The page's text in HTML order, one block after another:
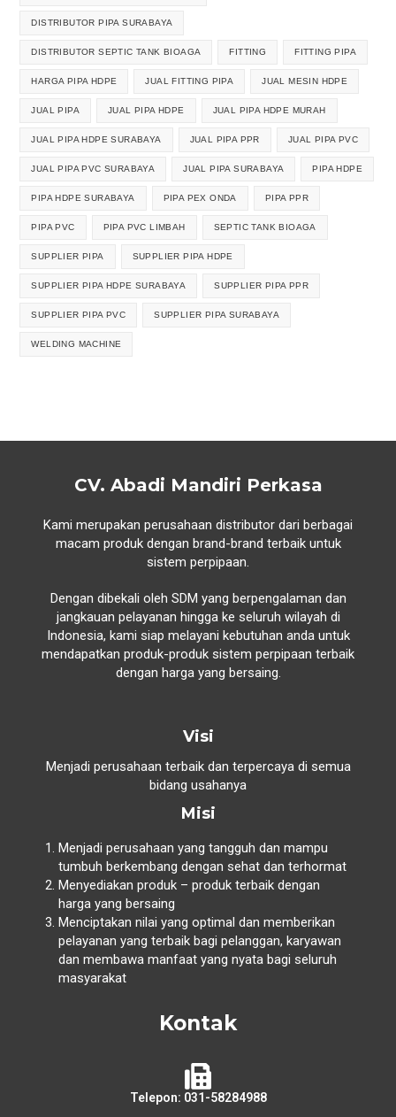
DISTRIBUTOR PIPA SURABAYA
DISTRIBUTOR SEPTIC TANK BIOAGA FITTING FITTING PIPA
HARGA PIPA HDPE JUAL FITTING PIPA JUAL MESIN HDPE
JUAL PIPA JUAL PIPA HDPE JUAL PIPA HDPE MURAH
JUAL PIPA HDPE SURABAYA JUAL PIPA PPR JUAL PIPA PVC
JUAL PIPA PVC SURABAYA JUAL PIPA SURABAYA PIPA HDPE
PIPA HDPE SURABAYA PIPA PEX ONDA PIPA PPR
PIPA PVC PIPA PVC LIMBAH SEPTIC TANK BIOAGA
SUPPLIER PIPA SUPPLIER PIPA HDPE
SUPPLIER PIPA HDPE SURABAYA SUPPLIER PIPA PPR
SUPPLIER PIPA PVC SUPPLIER PIPA SURABAYA
WELDING MACHINE
CV. Abadi Mandiri Perkasa
Kami merupakan perusahaan distributor dari berbagai
macam produk dengan brand-brand terbaik untuk
sistem perpipaan.
Dengan dibekali oleh SDM yang berpengalaman dan
jangkauan pelayanan hingga ke seluruh wilayah di
Indonesia, kami siap melayani kebutuhan anda untuk
mendapatkan produk-produk sistem perpipaan terbaik
dengan harga yang bersaing.
Visi
Menjadi perusahaan terbaik dan terpercaya di semua
bidang usahanya
Misi
Menjadi perusahaan yang tangguh dan mampu
tumbuh berkembang dengan sehat dan terhormat
Menyediakan produk – produk terbaik dengan
harga yang bersaing
Menciptakan nilai yang optimal dan memberikan
pelayanan yang terbaik bagi pelanggan, karyawan
dan membawa manfaat yang nyata bagi seluruh
masyarakat
Kontak
Telepon: 031-58284988